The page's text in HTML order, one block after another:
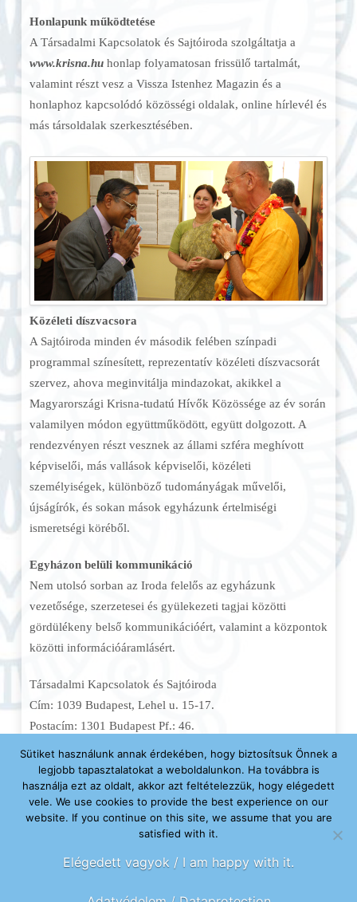
Honlapunk működtetése
A Társadalmi Kapcsolatok és Sajtóiroda szolgáltatja a
www.krisna.huhonlap folyamatosan frissülő tartalmát,
valamint részt vesz a Vissza Istenhez Magazin és a
honlaphoz kapcsolódó közösségi oldalak, online hírlevél és
más társoldalak szerkesztésében.
Közéleti díszvacsora
A Sajtóiroda minden év második felében színpadi
programmal színesített, reprezentatív közéleti díszvacsorát
szervez, ahova meginvitálja mindazokat, akikkel a
Magyarországi Krisna-tudatú Hívők Közössége az év során
valamilyen módon együttműködött, együtt dolgozott. A
rendezvényen részt vesznek az állami szféra meghívott
képviselői, más vallások képviselői, közéleti
személyiségek, különböző tudományágak művelői,
újságírók, és sokan mások egyházunk értelmiségi
ismeretségi köréből.
Egyházon belüli kommunikáció
Nem utolsó sorban az Iroda felelős az egyházunk
vezetősége, szerzetesei és gyülekezeti tagjai közötti
gördülékeny belső kommunikációért, valamint a központok
közötti információáramlásért.
Társadalmi Kapcsolatok és Sajtóiroda
Cím: 1039 Budapest, Lehel u. 15-17.
Postacím: 1301 Budapest Pf.: 46.
Tel: 06 (1) 212-2862 és 06 (1) 212-6270, Fax: 06 (1) 201-
0000
Gāndharvikā Prema devī dāsī, az Iroda vezetője
Fodor Kata, sajtóreferens (sajto@krisna.hu, 06 (30) 336-
Központi e-mail cím:iroda@krisna.hu
Sütiket használunk annak érdekében, hogy biztosítsuk Önnek a
legjobb tapasztalatokat a weboldalunkon. Ha továbbra is
használja ezt az oldalt, akkor azt feltételezzük, hogy elégedett
vele. We use cookies to provide the best experience on our
website. If you continue on this site, we assume that you are
satisfied with it.
Elégedett vagyok / I am happy with it.